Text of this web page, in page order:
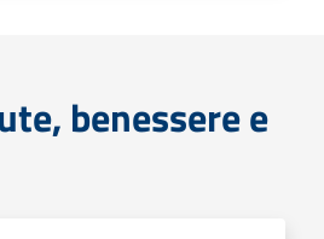
benessere e